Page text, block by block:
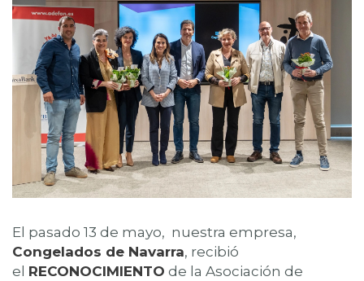
El pasado 13 de mayo, nuestra empresa,
Congelados de Navarra, recibió
el RECONOCIMIENTO de la Asociación de